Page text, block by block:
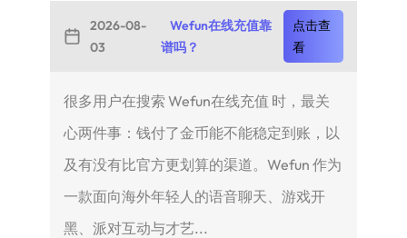
2026-08-
03
Wefun在线充值靠
谱吗？
点击查
看
很多用户在搜索 Wefun在线充值 时，最关
心两件事：钱付了金币能不能稳定到账，以
及有没有比官方更划算的渠道。Wefun 作为
一款面向海外年轻人的语音聊天、游戏开
黑、派对互动与才艺...